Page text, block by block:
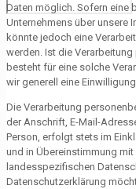
Daten möglich. Sofern eine
Unternehmens über unsere
könnte jedoch eine
werden. Ist die
besteht für eine solche
wir generell eine
Die Verarbeitung
der Anschrift, E-Mail-
Person, erfolgt stets im
und in Übereinstimmung
landesspezifischen
Datenschutzerklärung